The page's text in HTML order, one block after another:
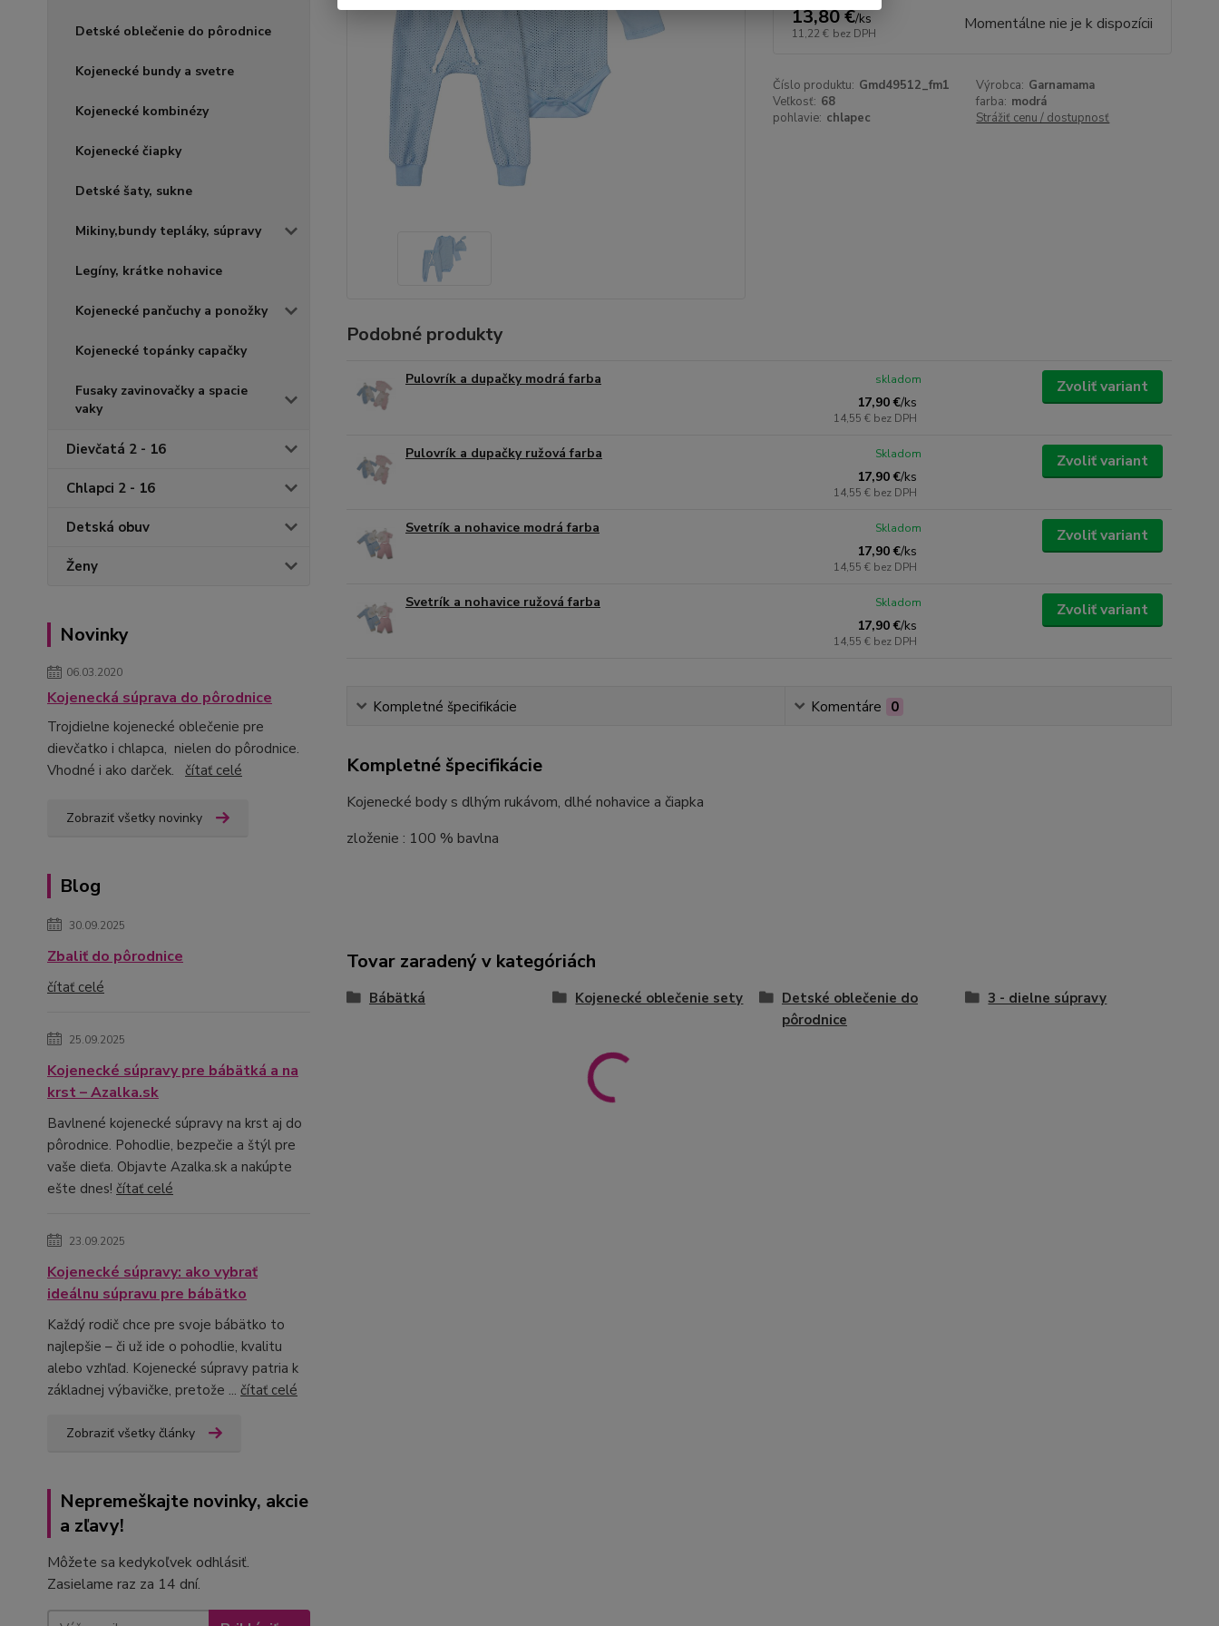
Detské oblečenie do pôrodnice
Kojenecké bundy a svetre
Kojenecké kombinézy
Kojenecké čiapky
Detské šaty, sukne
Mikiny,bundy tepláky, súpravy
Legíny, krátke nohavice
Kojenecké pančuchy a ponožky
Kojenecké topánky capačky
Fusaky zavinovačky a spacie
vaky
Dievčatá 2 - 16
Chlapci 2 - 16
Detská obuv
Ženy
Novinky
06.03.2020
Kojenecká súprava do pôrodnice
Trojdielne kojenecké oblečenie pre
dievčatko i chlapca, nielen do pôrodnice.
Vhodné i ako darček. čítať celé
Zobraziť všetky novinky
Blog
30.09.2025
Zbaliť do pôrodnice
čítať celé
25.09.2025
Kojenecké súpravy pre bábätká a na
krst – Azalka.sk
Bavlnené kojenecké súpravy na krst aj do
pôrodnice. Pohodlie, bezpečie a štýl pre
vaše dieťa. Objavte Azalka.sk a nakúpte
ešte dnes! čítať celé
23.09.2025
Kojenecké súpravy: ako vybrať
ideálnu súpravu pre bábätko
Každý rodič chce pre svoje bábätko to
najlepšie – či už ide o pohodlie, kvalitu
alebo vzhľad. Kojenecké súpravy patria k
základnej výbavičke, pretože ... čítať celé
Zobraziť všetky články
Nepremeškajte novinky, akcie
a zľavy!
Môžete sa kedykoľvek odhlásiť.
Zasielame raz za 14 dní.
13,80 €/ks
11,22 € bez DPH Momentálne nie je k dispozícii
Číslo produktu: Gmd49512_fm1 Výrobca: Garnamama
Veľkosť: 68 farba: modrá
pohlavie: chlapec Strážiť cenu / dostupnosť
Podobné produkty
Pulovrík a dupačky modrá farba
17,90 €/ks
14,55 € bez DPH
skladom Zvoliť variant
Pulovrík a dupačky ružová farba
17,90 €/ks
14,55 € bez DPH
Skladom Zvoliť variant
Svetrík a nohavice modrá farba
17,90 €/ks
14,55 € bez DPH
Skladom Zvoliť variant
Svetrík a nohavice ružová farba
17,90 €/ks
14,55 € bez DPH
Skladom Zvoliť variant
Kompletné špecifikácie Komentáre 0
Kompletné špecifikácie
Kojenecké body s dlhým rukávom, dlhé nohavice a čiapka
zloženie : 100 % bavlna
Tovar zaradený v kategóriách
Bábätká Kojenecké oblečenie sety
Detské oblečenie do
pôrodnice
3 - dielne súpravy